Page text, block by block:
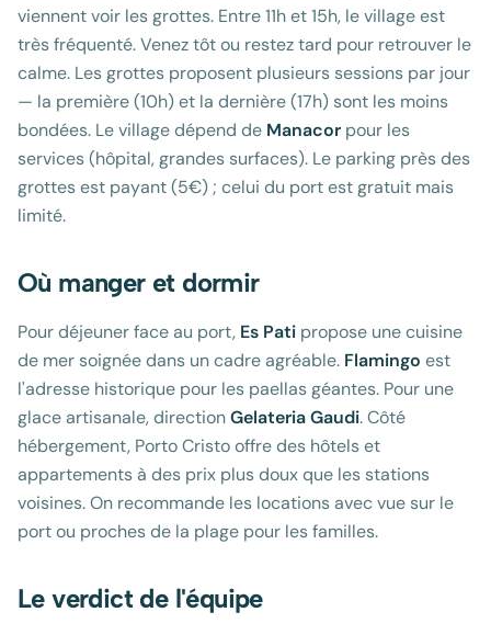
viennent voir les grottes. Entre 11h et 15h, le village est
très fréquenté. Venez tôt ou restez tard pour retrouver le
calme. Les grottes proposent plusieurs sessions par jour
— la première (10h) et la dernière (17h) sont les moins
bondées. Le village dépend de Manacor pour les
services (hôpital, grandes surfaces). Le parking près des
grottes est payant (5€) ; celui du port est gratuit mais
limité.
Où manger et dormir
Pour déjeuner face au port, Es Pati propose une cuisine
de mer soignée dans un cadre agréable. Flamingo est
l'adresse historique pour les paellas géantes. Pour une
glace artisanale, directionGelateria Gaudi. Côté
hébergement, Porto Cristo offre des hôtels et
appartements à des prix plus doux que les stations
voisines. On recommande les locations avec vue sur le
port ou proches de la plage pour les familles.
Le verdict de l'équipe